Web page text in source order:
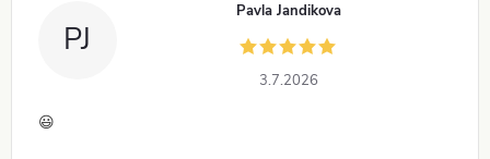
PJ
Pavla Jandikova
3.7.2026
😃